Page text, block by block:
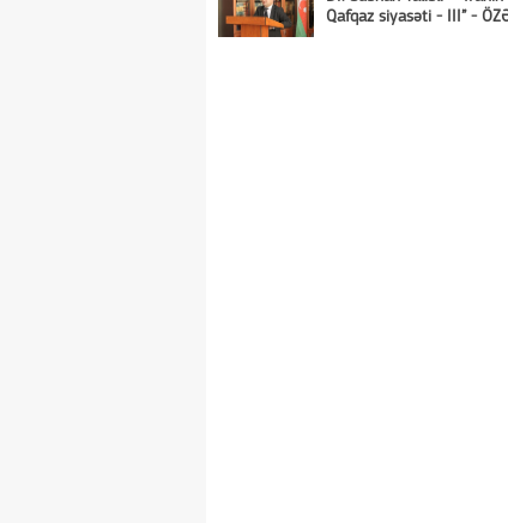
Qafqaz siyasəti - III” -